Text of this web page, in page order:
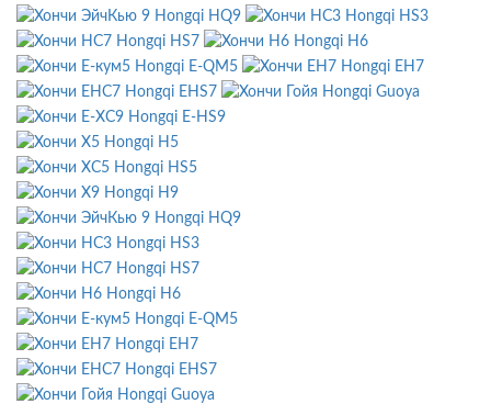
Hongqi HQ9
Hongqi HS3
Hongqi HS7
Hongqi H6
Hongqi E-QM5
Hongqi EH7
Hongqi EHS7
Hongqi Guoya
Hongqi E-HS9
Hongqi H5
Hongqi HS5
Hongqi H9
Hongqi HQ9
Hongqi HS3
Hongqi HS7
Hongqi H6
Hongqi E-QM5
Hongqi EH7
Hongqi EHS7
Hongqi Guoya